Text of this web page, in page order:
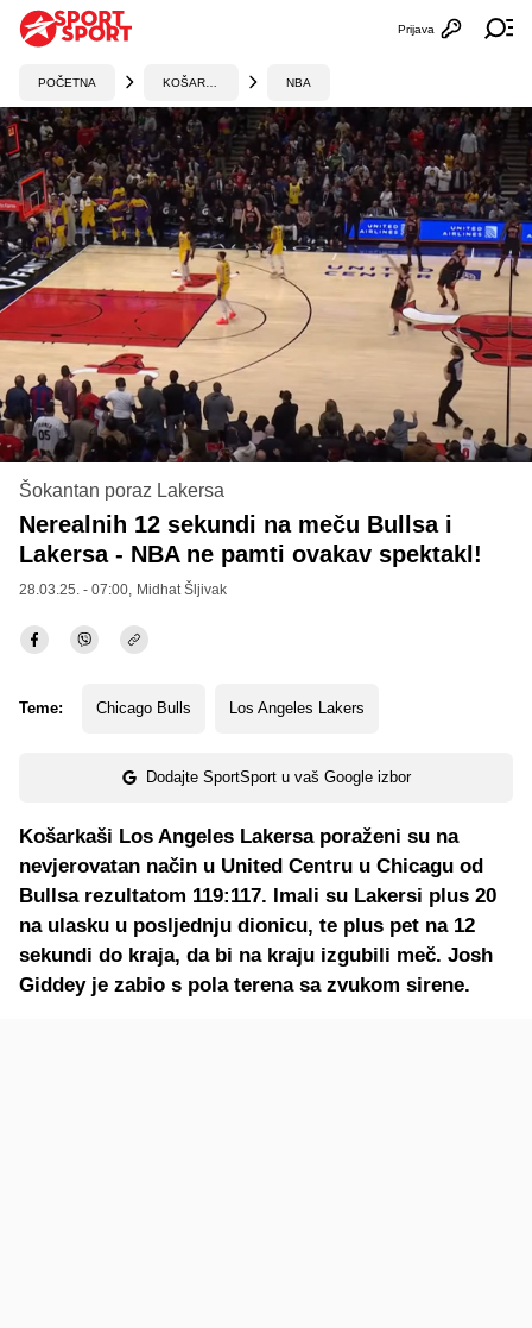
Otvori
Prijava
POČETNA NBA
Šokantan poraz Lakersa
Nerealnih 12 sekundi na meču Bullsa i
Lakersa - NBA ne pamti ovakav spektakl!
28.03.25. - 07:00, Midhat Šljivak
Teme: Chicago Bulls Los Angeles Lakers
Dodajte SportSport u vaš Google izbor
Košarkaši Los Angeles Lakersa poraženi su na
nevjerovatan način u United Centru u Chicagu od
Bullsa rezultatom 119:117. Imali su Lakersi plus 20
na ulasku u posljednju dionicu, te plus pet na 12
sekundi do kraja, da bi na kraju izgubili meč. Josh
Giddey je zabio s pola terena sa zvukom sirene.